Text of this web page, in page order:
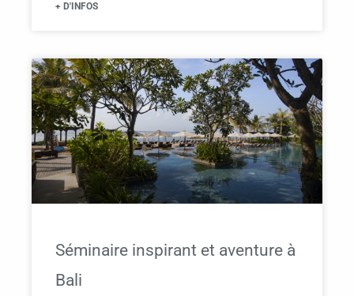
+ D'INFOS
Séminaire inspirant et aventure à
Bali